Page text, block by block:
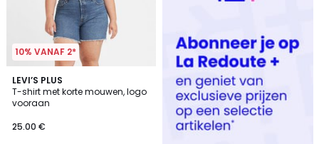
10% VANAF 2*
LEVI’S PLUS
T-shirt met korte mouwen, logo
vooraan
25.00 €
4.8
/ 5
2
Kleuren